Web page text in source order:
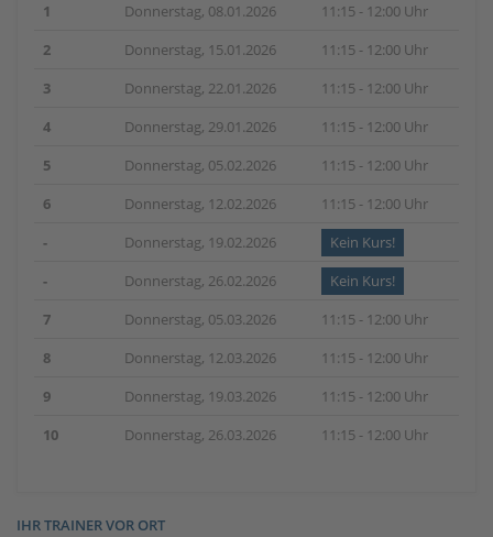
1
Donnerstag, 08.01.2026
11:15 - 12:00 Uhr
2
Donnerstag, 15.01.2026
11:15 - 12:00 Uhr
3
Donnerstag, 22.01.2026
11:15 - 12:00 Uhr
4
Donnerstag, 29.01.2026
11:15 - 12:00 Uhr
5
Donnerstag, 05.02.2026
11:15 - 12:00 Uhr
6
Donnerstag, 12.02.2026
11:15 - 12:00 Uhr
-
Donnerstag, 19.02.2026
Kein Kurs!
-
Donnerstag, 26.02.2026
Kein Kurs!
7
Donnerstag, 05.03.2026
11:15 - 12:00 Uhr
8
Donnerstag, 12.03.2026
11:15 - 12:00 Uhr
9
Donnerstag, 19.03.2026
11:15 - 12:00 Uhr
10
Donnerstag, 26.03.2026 11:15 - 12:00 Uhr
IHR TRAINER VOR ORT